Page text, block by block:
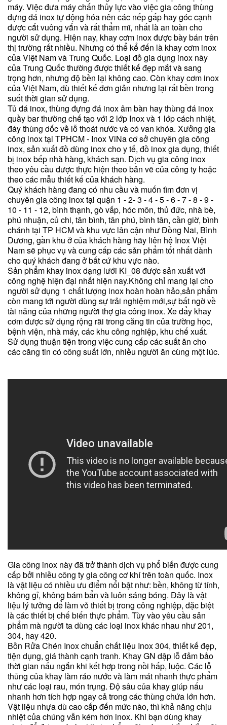
máy. Việc đưa máy chấn thủy lực vào việc gia công thùng
đựng đá inox tự động hóa nên các nếp gấp hay góc cạnh
được cắt vuông vắn và rất thẩm mĩ, nhất là an toàn cho
người sử dụng. Hiện nay, khay cơm inox được bày bán trên
thị trường rất nhiều. Nhưng có thể kể đến là khay cơm inox
của Việt Nam và Trung Quốc. Loại đồ gia dụng inox này
của Trung Quốc thường được thiết kế đẹp mắt và sang
trọng hơn, nhưng độ bền lại không cao. Còn khay cơm inox
của Việt Nam, dù thiết kế đơn giản nhưng lại rất bền trong
suốt thời gian sử dụng.
Tủ đá inox, thùng đựng đá inox âm bàn hay thùng đá inox
quầy bar thường chế tạo với 2 lớp Inox và 1 lớp cách nhiệt,
đáy thùng dốc về lỗ thoát nước và có van khóa. Xưởng gia
công inox tại TPHCM - Inox ViNa cơ sở chuyên gia công
inox, sản xuất đồ dùng inox cho y tế, đồ inox gia dụng, thiết
bị inox bếp nhà hàng, khách sạn. Dịch vụ gia công inox
theo yêu cầu được thực hiện theo bản vẽ của công ty hoặc
theo các mẫu thiết kế của khách hàng.
Quý khách hàng đang có nhu cầu và muốn tìm đơn vị
chuyên gia công inox tại quận 1 - 2- 3 - 4 - 5 - 6 - 7 - 8 - 9 -
10 - 11 - 12, bình thạnh, gò vấp, hóc môn, thủ đức, nhà bè,
phú nhuận, củ chi, tân bình, tân phú, bình tân, cần giờ, bình
chánh tại TP HCM và khu vực lân cận như Đồng Nai, Bình
Dương, gần khu ở của khách hàng hãy liên hệ Inox Việt
Nam sẽ phục vụ và cung cấp các sản phẩm tốt nhất dành
cho quý khách đang ở bất cứ khu vực nào.
Sản phẩm khay inox dạng lưới KI_08 được sản xuất với
công nghệ hiện đại nhất hiện nay.Không chỉ mang lại cho
người sử dụng 1 chất lượng inox hoàn hoàn hảo,sản phẩm
còn mang tới người dùng sự trải nghiệm mới,sự bất ngờ về
tài năng của những người thợ gia công inox. Xe đẩy khay
cơm được sử dụng rộng rãi trong căng tin của trường học,
bệnh viện, nhà máy, các khu công nghiệp, khu chế xuất.
Sử dụng thuận tiện trong việc cung cấp các suất ăn cho
các căng tin có công suất lớn, nhiều người ăn cùng một lúc.
Gia công inox này đã trở thành dịch vụ phổ biến được cung
cấp bởi nhiều công ty gia công cơ khí trên toàn quốc. Inox
là vật liệu có nhiều ưu điểm nổi bật như: bền, không từ tính,
không gỉ, không bám bẩn và luôn sáng bóng. Đây là vật
liệu lý tưởng để làm vỏ thiết bị trong công nghiệp, đặc biệt
là các thiết bị chế biến thực phẩm. Tùy vào yêu cầu sản
phẩm mà người ta dùng các loại inox khác nhau như 201,
304, hay 420.
Bồn Rửa Chén Inox chuẩn chất liệu Inox 304, thiết kế đẹp,
tiện dụng, giá thành cạnh tranh. Khay GN dập lỗ đảm bảo
thời gian nấu ngắn khi kết hợp trong nồi hấp, luộc. Các lỗ
thủng của khay làm ráo nước và làm mát nhanh thực phẩm
như các loại rau, món trụng. Độ sâu của khay giúp nấu
nhanh hơn tích hợp ngay cả trong các thùng chứa lớn hơn.
Vật liệu nhựa dù cao cấp đến mức nào, thì khả năng chịu
nhiệt của chúng vẫn kém hơn inox. Khi bạn dùng khay